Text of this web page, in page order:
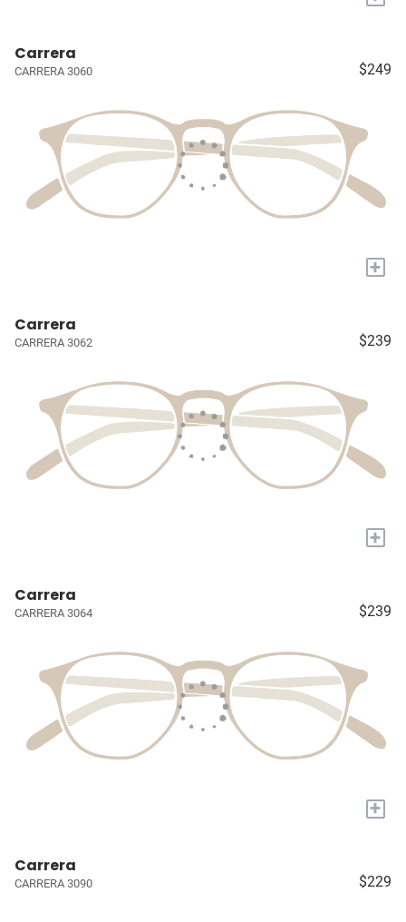
Carrera
CARRERA 3060 $249
+
Carrera
CARRERA 3062 $239
+
Carrera
CARRERA 3064 $239
+
Carrera
CARRERA 3090 $229